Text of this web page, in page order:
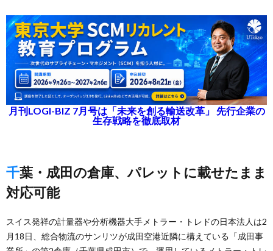
月刊LOGI-BIZ 7月号は「未来を創る輸送改革」 先行企業の
生存戦略を徹底取材
千葉・成田の倉庫、パレットに載せたまま
対応可能
スイス発祥の計量器や分析機器大手メトラー・トレドの日本法人は2
月18日、総合物流のサンリツが成田空港近隣に構えている「成田事